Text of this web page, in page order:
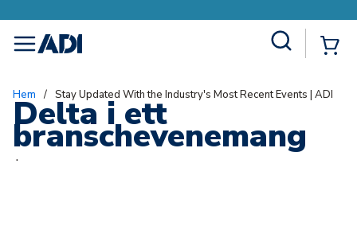
menu
Hem / Stay Updated With the Industry's Most Recent Events | ADI
Delta i ett
branschevenemang
.